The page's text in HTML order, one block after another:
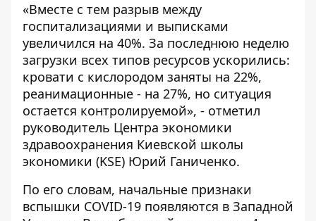
«Вместе с тем разрыв между
госпитализациями и выписками
увеличился на 40%. За последнюю неделю
загрузки всех типов ресурсов ускорились:
кровати с кислородом заняты на 22%,
реанимационные - на 27%, но ситуация
остается контролируемой», - отметил
руководитель Центра экономики
здравоохранения Киевской школы
экономики (KSE) Юрий Ганиченко.
По его словам, начальные признаки
вспышки COVID-19 появляются в Западной